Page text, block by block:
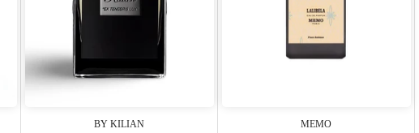
BY KILIAN MEMO